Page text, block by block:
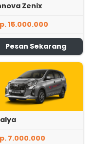
Zenix
15.000.000
Pesan Sekarang
7.000.000